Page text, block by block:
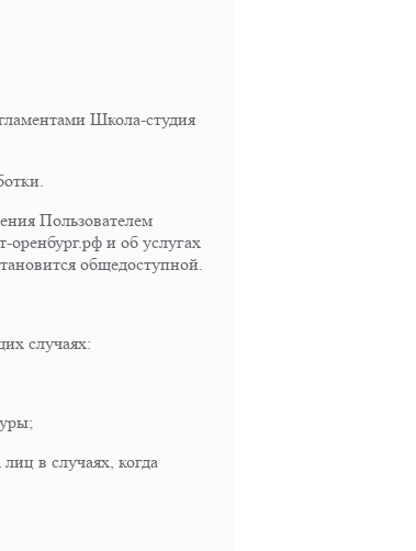
Школа-студия
Пользователем
оренбург.рф и об услугах
общедоступной.
случаях:
в случаях, когда